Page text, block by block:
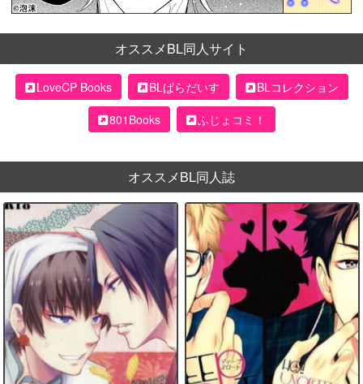
オススメBL同人サイト
LoveCP Books BLぱらだいす
BLコレクション
801Books
ふじょコミ！
オススメBL同人誌